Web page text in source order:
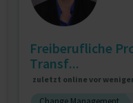
Freiberufliche
Transf...
zuletzt online vor